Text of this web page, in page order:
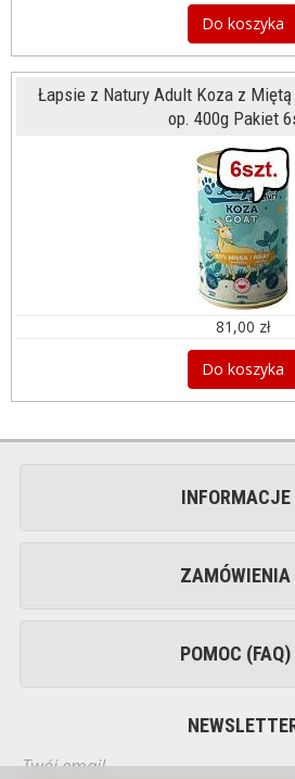
Do koszyka
Łapsie z Natury Adult Koza z
op. 400g Pakiet
81,00 zł
Do koszyka
INFORMACJE
ZAMÓWIENIA
POMOC (FAQ)